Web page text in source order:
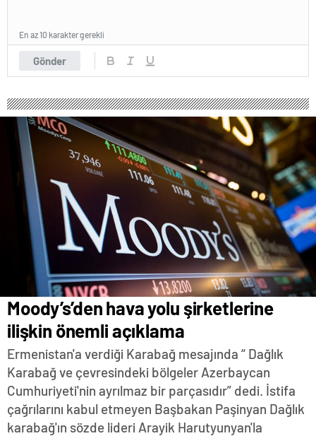
Gönder
En az 10 karakter gerekli
Moody’s’den hava yolu şirketlerine
ilişkin önemli açıklama
Ermenistan'a verdiği Karabağ mesajında “ Dağlık
Karabağ ve çevresindeki bölgeler Azerbaycan
Cumhuriyeti'nin ayrılmaz bir parçasıdır” dedi. İstifa
çağrılarını kabul etmeyen Başbakan Paşinyan Dağlık
karabağ'ın sözde lideri Arayik Harutyunyan'la